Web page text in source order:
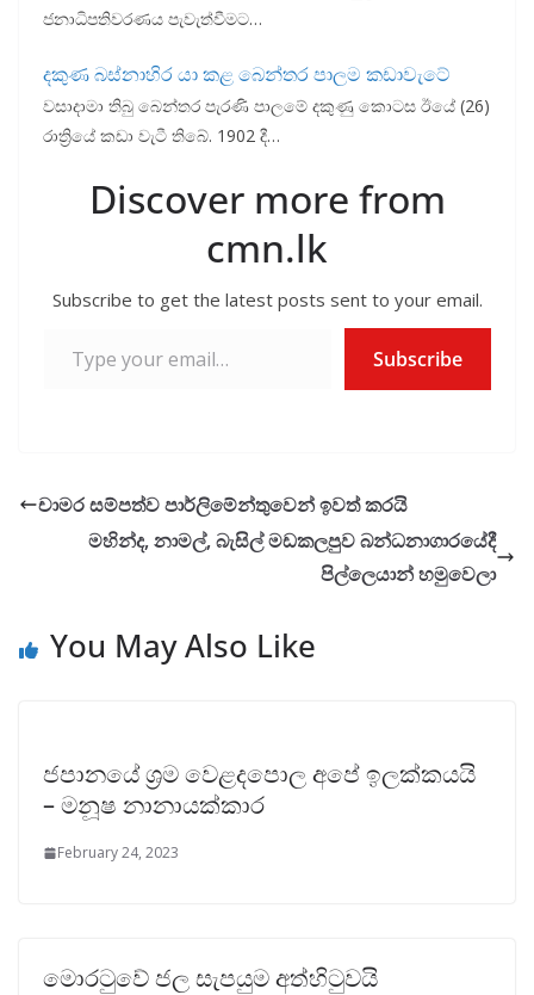
ජනාධිපතිවරණය පැවැත්වීමට…
දකුණ බස්නාහිර යා කළ බෙන්තර පාලම කඩාවැටේ
වසාදාමා තිබු බෙන්තර පැරණි පාලමේ දකුණු කොටස ඊයේ (26)
රාත්‍රියේ කඩා වැටී තිබේ. 1902 දී…
Discover more from
cmn.lk
Subscribe to get the latest posts sent to your email.
Subscribe
චාමර සම්පත්ව පාර්ලිමේන්තුවෙන් ඉවත් කරයි
මහින්ද, නාමල්, බැසිල් මඩකලපුව බන්ධනාගාරයේදී
පිල්ලෙයාන් හමුවෙලා
You May Also Like
ජපානයේ ශ්‍රම වෙළදපොල අපේ ඉලක්කයයි
– මනූෂ නානායක්කාර
February 24, 2023
මොරටුවේ ජල සැපයුම අත්හිටුවයි